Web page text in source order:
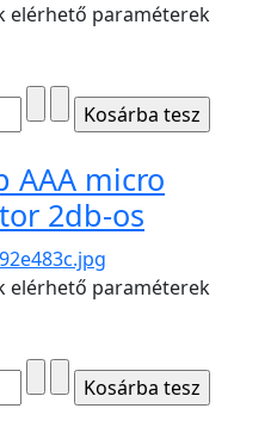
elérhető paraméterek
AAA micro
2db-os
elérhető paraméterek